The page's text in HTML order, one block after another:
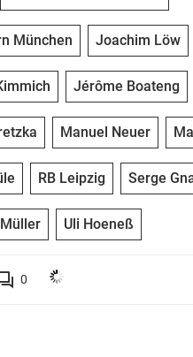
München Joachim Löw
Jérôme Boateng
Manuel Neuer
RB Leipzig Serge
Uli Hoeneß
0